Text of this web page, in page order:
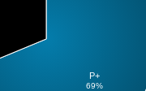
P+
69%